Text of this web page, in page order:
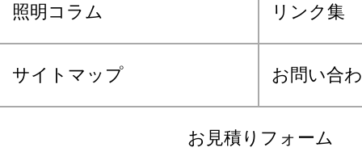
照明コラム リンク集
サイトマップ お問い合
お見積りフォーム